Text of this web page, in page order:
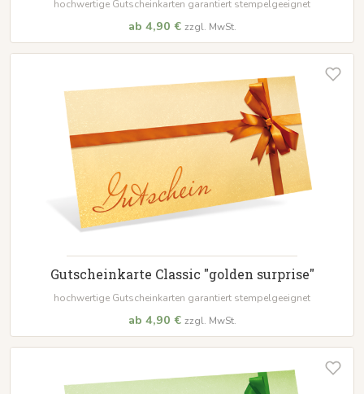
hochwertige Gutscheinkarten garantiert stempelgeeignet
ab 4,90 € zzgl. MwSt.
Gutscheinkarte Classic "golden surprise"
hochwertige Gutscheinkarten garantiert stempelgeeignet
ab 4,90 € zzgl. MwSt.